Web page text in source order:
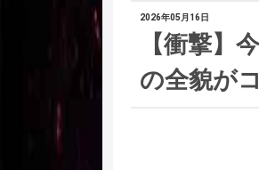
2026年05月16日
【衝撃】
の全貌が